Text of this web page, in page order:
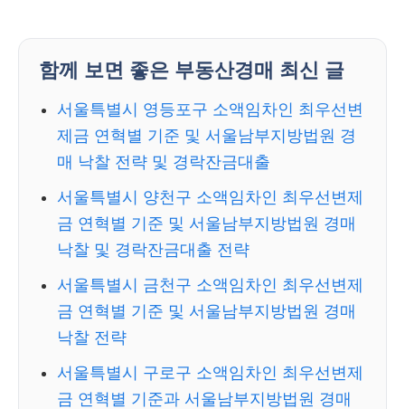
함께 보면 좋은 부동산경매 최신 글
서울특별시 영등포구 소액임차인 최우선변
제금 연혁별 기준 및 서울남부지방법원 경
매 낙찰 전략 및 경락잔금대출
서울특별시 양천구 소액임차인 최우선변제
금 연혁별 기준 및 서울남부지방법원 경매
낙찰 및 경락잔금대출 전략
서울특별시 금천구 소액임차인 최우선변제
금 연혁별 기준 및 서울남부지방법원 경매
낙찰 전략
서울특별시 구로구 소액임차인 최우선변제
금 연혁별 기준과 서울남부지방법원 경매